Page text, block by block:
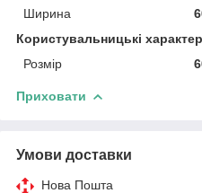
Ширина
Користувальницькі
Розмір
Приховати
Умови доставки
Нова Пошта